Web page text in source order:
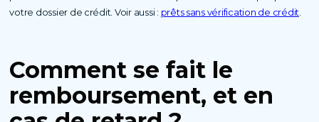
votre dossier de crédit. Voir aussi : prêts sans vérification de crédit
Comment se fait le
remboursement, et en